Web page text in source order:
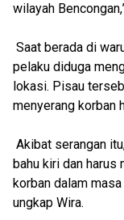
wilayah
Saat berada di
pelaku diduga
lokasi. Pisau
menyerang korban
Akibat serangan
bahu kiri dan harus
korban dalam
ungkap Wira.